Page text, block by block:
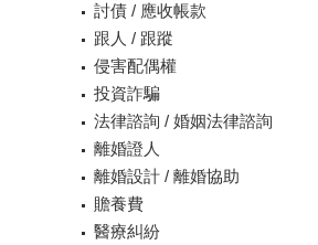
討債 / 應收帳款
跟人 / 跟蹤
侵害配偶權
投資詐騙
法律諮詢 / 婚姻法律諮詢
離婚證人
離婚設計 / 離婚協助
贍養費
醫療糾紛